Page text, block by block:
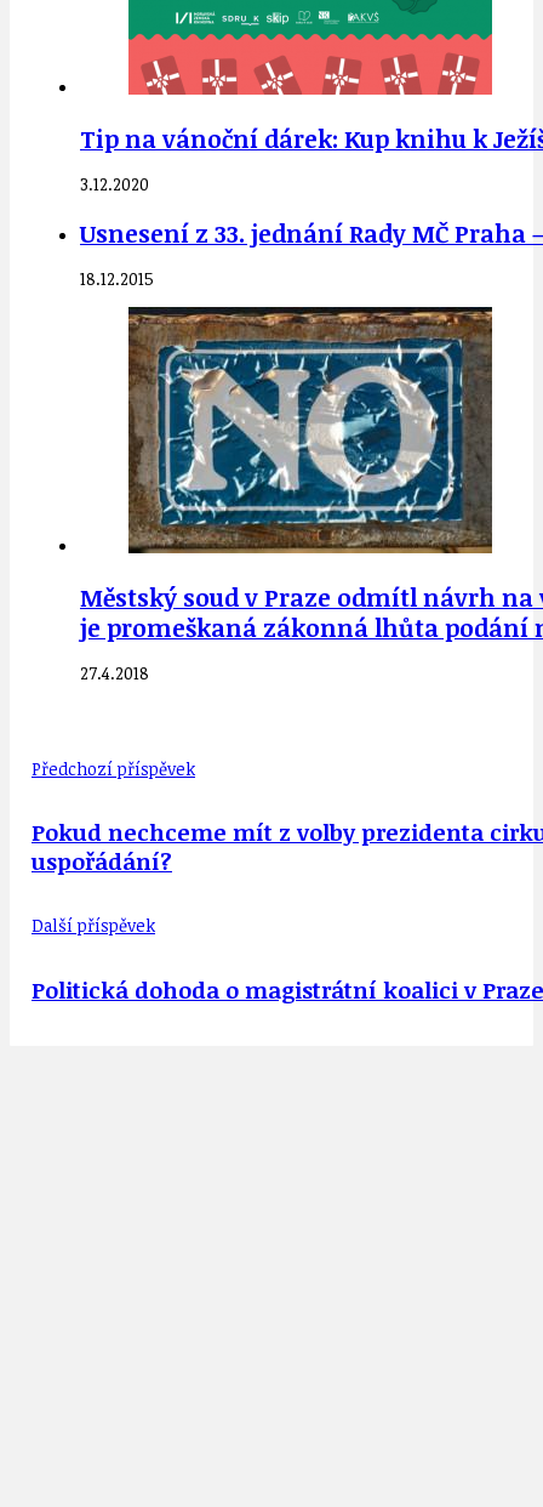
Tip na vánoční dárek: Kup knihu k
3.12.2020
Usnesení z 33. jednání Rady MČ Praha
18.12.2015
Městský soud v Praze odmítl návrh
je promeškaná zákonná lhůta podání
27.4.2018
Předchozí příspěvek
Pokud nechceme mít z volby prezidenta
uspořádání?
Další příspěvek
Politická dohoda o magistrátní koalici v